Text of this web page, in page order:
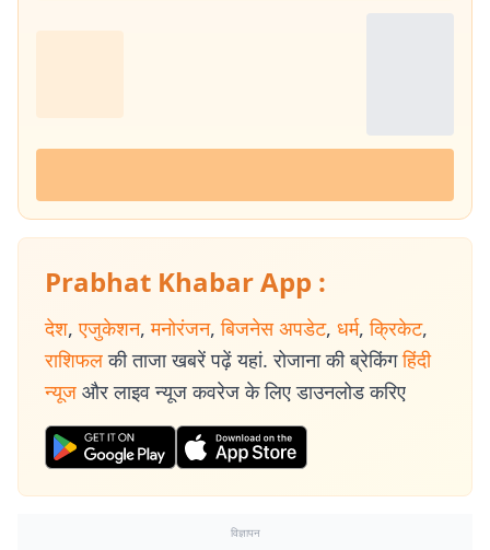
Prabhat Khabar App :
देश, एजुकेशन, मनोरंजन, बिजनेस अपडेट, धर्म, क्रिकेट,
राशिफल की ताजा खबरें पढ़ें यहां. रोजाना की ब्रेकिंग हिंदी
न्यूज और लाइव न्यूज कवरेज के लिए डाउनलोड करिए
विज्ञापन